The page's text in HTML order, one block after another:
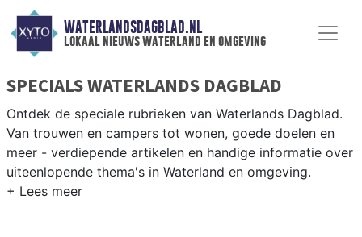
WATERLANDSDAGBLAD.NL
lokaal nieuws waterland en omgeving
SPECIALS WATERLANDS DAGBLAD
Ontdek de speciale rubrieken van Waterlands Dagblad.
Van trouwen en campers tot wonen, goede doelen en
meer - verdiepende artikelen en handige informatie over
uiteenlopende thema's in Waterland en omgeving.